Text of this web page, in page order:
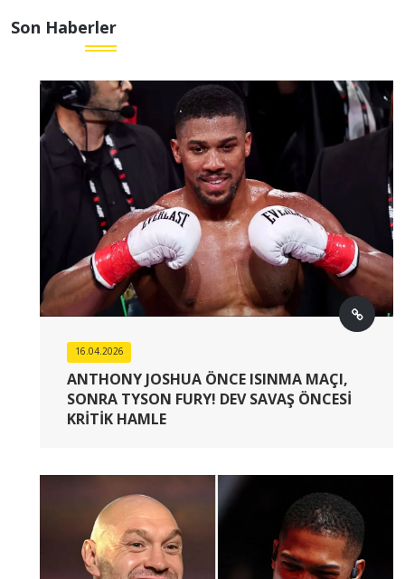
Son Haberler
16.04.2026
ANTHONY JOSHUA ÖNCE ISINMA MAÇI,
SONRA TYSON FURY! DEV SAVAŞ ÖNCESI
KRITIK HAMLE